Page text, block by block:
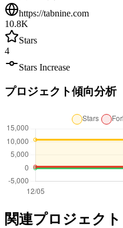
https://tabnine.com
10.8K
Stars
4
Stars Increase
プロジェクト傾向分析
関連プロジェクト